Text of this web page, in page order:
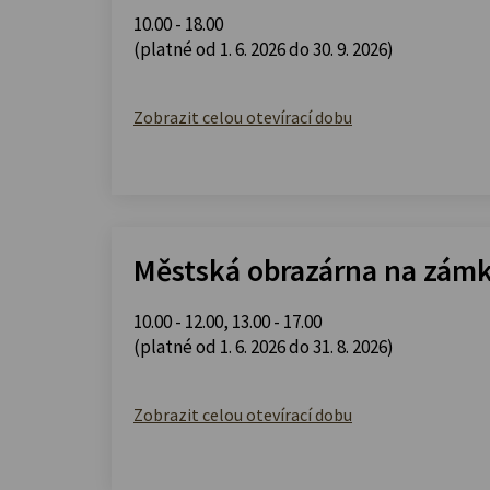
10.00 - 18.00
(platné od 1. 6. 2026 do 30. 9. 2026)
Zobrazit celou otevírací dobu
Městská obrazárna na
10.00 - 12.00, 13.00 - 17.00
(platné od 1. 6. 2026 do 31. 8. 2026)
Zobrazit celou otevírací dobu